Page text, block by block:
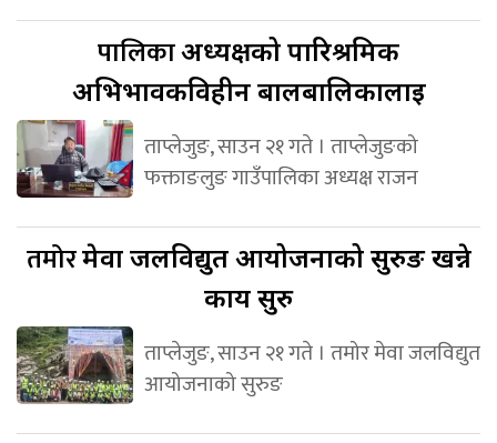
पालिकाअध्यक्षको पारिश्रमिक
अभिभावकविहीन बालबालिकालाई
ताप्लेजुङ, साउन २१ गते । ताप्लेजुङको
फक्ताङलुङ गाउँपालिका अध्यक्ष राजन
तमोरमेवा जलविद्युत आयोजनाको सुरुङ खन्ने
कार्य सुरु
ताप्लेजुङ, साउन २१ गते । तमोर मेवा जलविद्युत
आयोजनाको सुरुङ